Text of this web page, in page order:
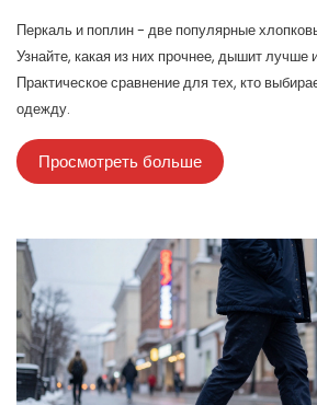
Перкаль и поплин - две популярные
Узнайте, какая из них прочнее, дышит
Практическое сравнение для тех, кто
одежду.
Просмотреть больше